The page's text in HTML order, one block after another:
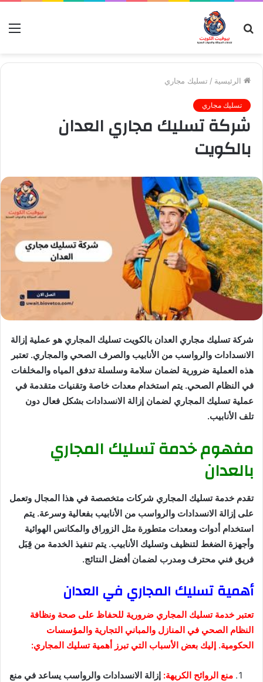
بحث
عن
الرئيسية / تسليك مجاري
تسليك مجاري
شركة تسليك مجاري العدان
بالكويت
شركة تسليك مجاري العدان بالكويت تسليك المجاري هو عملية إزالة
الانسدادات والرواسب من الأنابيب والصرف الصحي والمجاري. تعتبر
هذه العملية ضرورية لضمان سلامة وسلسلة تدفق المياه والمخلفات
في النظام الصحي. يتم استخدام معدات خاصة وتقنيات متقدمة في
عملية تسليك المجاري لضمان إزالة الانسدادات بشكل فعال دون
تلف الأنابيب.
مفهوم خدمة تسليك المجاري
بالعدان
تقدم خدمة تسليك المجاري شركات متخصصة في هذا المجال وتعمل
على إزالة الانسدادات والرواسب من الأنابيب بفعالية وسرعة. يتم
استخدام أدوات ومعدات متطورة مثل الزوراق والمكانس الهوائية
وأجهزة الضغط لتنظيف وتسليك الأنابيب. يتم تنفيذ الخدمة من قِبَل
فريق فني محترف ومدرب لضمان أفضل النتائج.
أهمية تسليك المجاري في العدان
تعتبر خدمة تسليك المجاري ضرورية للحفاظ على صحة ونظافة
النظام الصحي في المنازل والمباني التجارية والمؤسسات
الحكومية. إليك بعض الأسباب التي تبرز أهمية تسليك المجاري:
منع الروائح الكريهة: إزالة الانسدادات والرواسب يساعد في منع